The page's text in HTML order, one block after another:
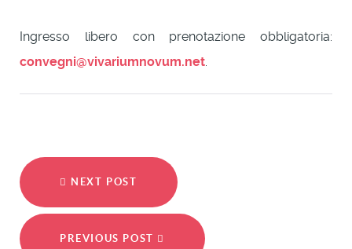
Ingresso libero con prenotazione obbligatoria:
convegni@vivariumnovum.net.
NEXT POST
PREVIOUS POST